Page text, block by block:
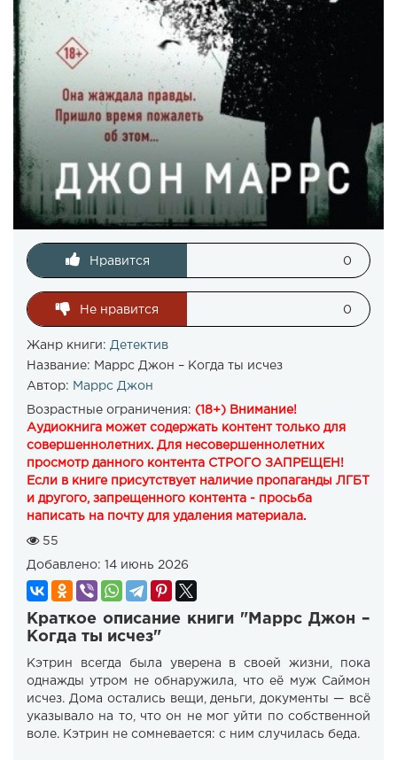
Нравится 0
Не нравится 0
Жанр книги: Детектив
Название: Маррс Джон – Когда ты исчез
Автор: Маррс Джон
Возрастные ограничения: (18+) Внимание!
Аудиокнига может содержать контент только для
совершеннолетних. Для несовершеннолетних
просмотр данного контента СТРОГО ЗАПРЕЩЕН!
Если в книге присутствует наличие пропаганды ЛГБТ
и другого, запрещенного контента - просьба
написать на почту для удаления материала.
55
Добавлено: 14 июнь 2026
Краткое описание книги "Маррс Джон –
Когда ты исчез"
Кэтрин всегда была уверена в своей жизни, пока
однажды утром не обнаружила, что её муж Саймон
исчез. Дома остались вещи, деньги, документы — всё
указывало на то, что он не мог уйти по собственной
воле. Кэтрин не сомневается: с ним случилась беда.